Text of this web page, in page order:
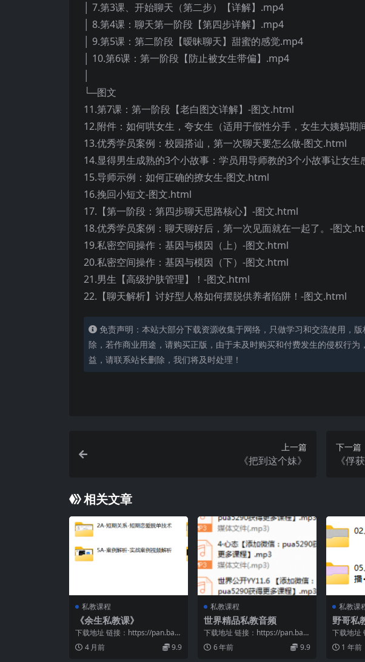
│ 7.第3课、开始聊天（第二步）【详解】.mp4
│ 8.第4课：聊天第一阶段【第四步详解】.mp4
│ 9.第5课：第二阶段【暧昧聊天】甜蜜的感觉.mp4
│ 10.第6课：第一阶段【防止被女生带偏】.mp4
└─图文
11.第7课：第一阶段【老白图文详解】-图文.html
12.附件：如何哄女生，夸女生（适用于假性分手，女生大姨妈
13.优秀学员案例：校园搭讪，第一次聊天要怎么做-图文.html
14.显得男生成熟的3个小故事：学员用导师教的3个小故事让女
15.导师示例：如何正确的撩女生-图文.html
16.挽回小短文-图文.html
17.【第一阶段：第四步聊天思路核心】-图文.html
18.优秀学员案例：聊天聊好后，第一次见面就在一起了。-图文
19.私密空间操作：基因与模因（上）-图文.html
20.私密空间操作：基因与模因（下）-图文.html
21.男生【高级护肤管理】！-图文.html
22.【聊天解析】讨好型人格如何摆脱供养者陷阱！-图文.html
免责声明：本站大部分下载资源收集于网络，只做学习和交流使用，
除，若作商业用途，请购买正版，由于未及时购买和付费发生的侵权行
益，请联系站长删除，我们将及时处理！
上一篇
《把到这个妹》
下一篇
《俘
相关文章
私教课程
《余生私教课》
下载地址 链接：https://pan.baid
u.com/s/10H-RsL0...
4 月前 9.9
私教课程
世界精品私教音频
下载地址 链接：https://pan.baid
u.com/s/1tsjiwTk...
6 年前 9.9
私教课
野哥私
下载地址
u.com/s/
1 年前